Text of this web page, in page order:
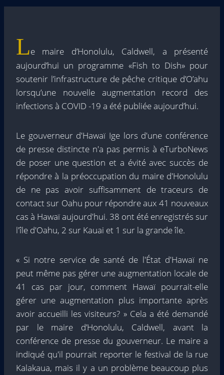
Le maire d’Honolulu, Caldwell, a présenté
aujourd’hui un programme «Fish to Dish» pour
soutenir l’infrastructure de pêche critique d’O’ahu
lorsqu’une nouvelle augmentation record des
infections à COVID -19 a été publiée aujourd’hui.
Le gouverneur d'Hawaï Ige lors d'une conférence
de presse distincte n'a pas permis à eTurboNews
de poser une question et a évité avec succès de
répondre à la préoccupation du maire d'Honolulu
de ne pas avoir suffisamment de traceurs de
contact sur Oahu pour répondre aux 41 nouveaux
cas à Hawaï aujourd'hui. 38 ont été enregistrés sur
l'île d'Oahu, 2 sur Kauai et 1 sur la grande île.
« Si notre service de santé de l'État d'Hawaï ne
peut même pas gérer une augmentation locale de
41 cas par jour, comment Hawaï pourrait-elle
gérer une augmentation plus importante après
avoir accueilli les visiteurs? » Cela a été demandé
par le maire d’Honolulu, Caldwell, avant la
conférence de presse du gouverneur. Le maire a
indiqué qu'il pourrait reporter le festival de la rue
Kalakaua, mais il y a un problème beaucoup plus